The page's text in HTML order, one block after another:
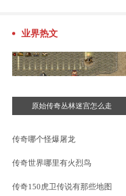
业界热文
原始传奇丛林迷宫怎么走
传奇哪个怪爆屠龙
传奇世界哪里有火烈鸟
传奇150虎卫传说有那些地图